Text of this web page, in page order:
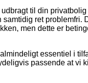
til din
ret problemfri.
men dette er
essentiel i
passende at